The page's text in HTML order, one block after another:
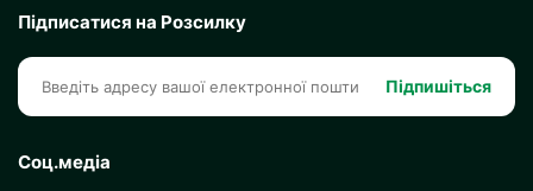
Підписатися на Розсилку
Підпишіться
Соц.медіа